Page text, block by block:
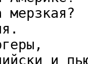
мерзкая?
и